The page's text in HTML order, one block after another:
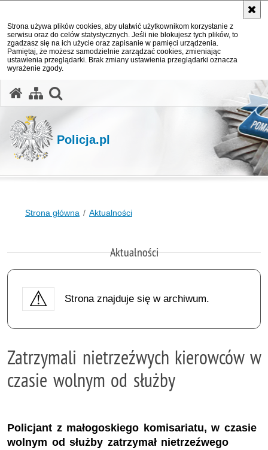
Strona używa plików cookies, aby ułatwić użytkownikom korzystanie z
serwisu oraz do celów statystycznych. Jeśli nie blokujesz tych plików, to
zgadzasz się na ich użycie oraz zapisanie w pamięci urządzenia.
Pamiętaj, że możesz samodzielnie zarządzać cookies, zmieniając
ustawienia przeglądarki. Brak zmiany ustawienia przeglądarki oznacza
wyrażenie zgody.
Policja.pl
Strona główna Aktualności
Aktualności
Strona znajduje się w archiwum.
Zatrzymali nietrzeźwych kierowców w
czasie wolnym od służby
Policjant z małogoskiego komisariatu, w czasie
wolnym od służby zatrzymał nietrzeźwego